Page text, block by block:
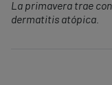
La primavera trae
dermatitis atópica.